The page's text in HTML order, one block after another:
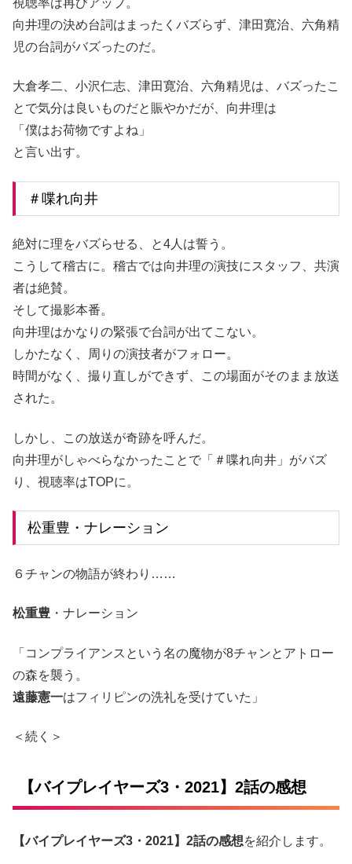
視聴率は再びアップ。
向井理の決め台詞はまったくバズらず、津田寛治、六角精
児の台詞がバズったのだ。
大倉孝二、小沢仁志、津田寛治、六角精児は、バズったこ
とで気分は良いものだと賑やかだが、向井理は
「僕はお荷物ですよね」
と言い出す。
＃喋れ向井
絶対に理をバズらせる、と4人は誓う。
こうして稽古に。稽古では向井理の演技にスタッフ、共演
者は絶賛。
そして撮影本番。
向井理はかなりの緊張で台詞が出てこない。
しかたなく、周りの演技者がフォロー。
時間がなく、撮り直しができず、この場面がそのまま放送
された。
しかし、この放送が奇跡を呼んだ。
向井理がしゃべらなかったことで「＃喋れ向井」がバズ
り、視聴率はTOPに。
松重豊・ナレーション
６チャンの物語が終わり……
松重豊 ・ナレーション
「コンプライアンスという名の魔物が8チャンとアトロー
の森を襲う。
遠藤憲一はフィリピンの洗礼を受けていた」
＜続く＞
【バイプレイヤーズ3・2021】2話の感想
【バイプレイヤーズ3・2021】2話の感想を紹介します。